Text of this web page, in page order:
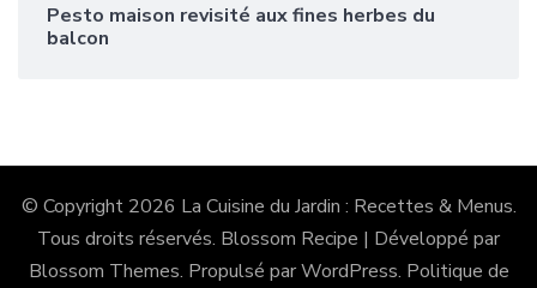
Pesto maison revisité aux fines herbes du
balcon
© Copyright 2026 La Cuisine du Jardin : Recettes & Menus.
Tous droits réservés. Blossom Recipe | Développé par
Blossom Themes. Propulsé parWordPress. Politique de